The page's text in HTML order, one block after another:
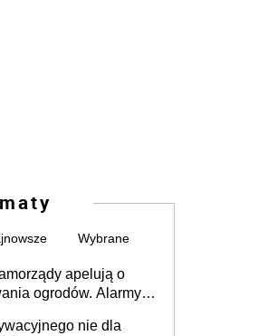
Wybrane
apelują o
ogrodów. Alarmy w
nie dla